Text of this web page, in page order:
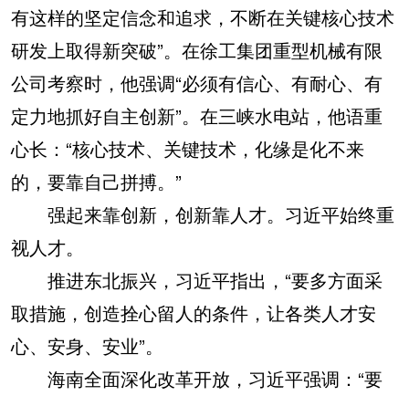
有这样的坚定信念和追求，不断在关键核心技术
研发上取得新突破”。在徐工集团重型机械有限
公司考察时，他强调“必须有信心、有耐心、有
定力地抓好自主创新”。在三峡水电站，他语重
心长：“核心技术、关键技术，化缘是化不来
的，要靠自己拼搏。”
强起来靠创新，创新靠人才。习近平始终重
视人才。
推进东北振兴，习近平指出，“要多方面采
取措施，创造拴心留人的条件，让各类人才安
心、安身、安业”。
海南全面深化改革开放，习近平强调：“要